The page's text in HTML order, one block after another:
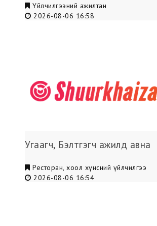
Үйлчилгээний ажилтан
2026-08-06 16:58
Угаагч, Бэлтгэгч ажилд авна
Ресторан, хоол хүнсний үйлчилгээ
2026-08-06 16:54